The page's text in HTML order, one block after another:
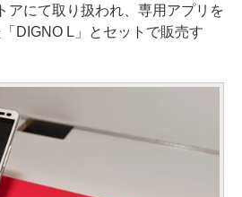
アにて取り扱われ、専用アプリを
DIGNO L」とセットで販売す